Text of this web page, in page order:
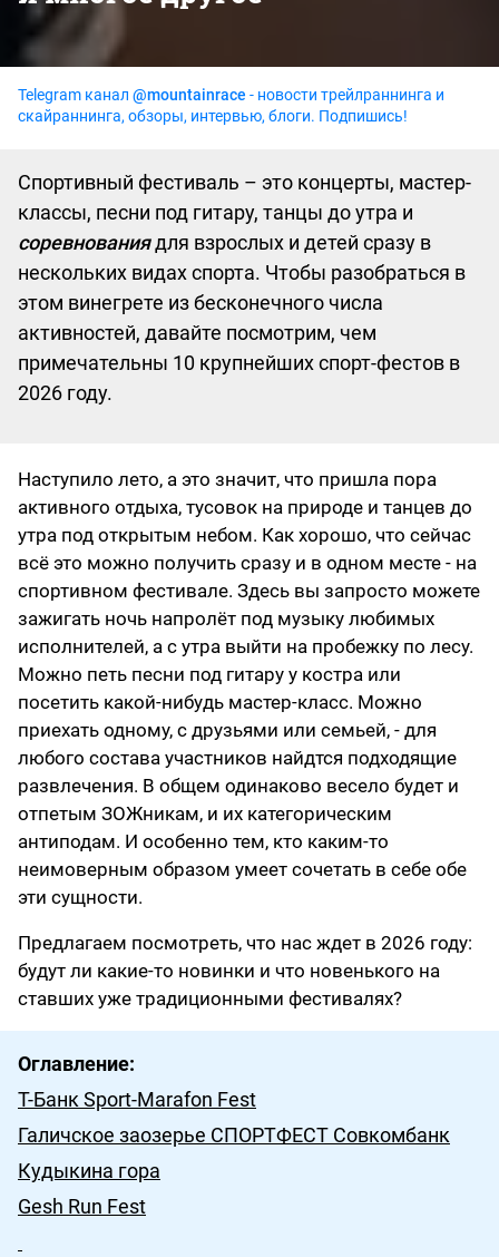
Telegram канал @mountainrace - новости трейлраннинга и
скайраннинга, обзоры, интервью, блоги. Подпишись!
Спортивный фестиваль – это концерты, мастер-
классы, песни под гитару, танцы до утра и
соревнованиядля взрослых и детей сразу в
нескольких видах спорта. Чтобы разобраться в
этом винегрете из бесконечного числа
активностей, давайте посмотрим, чем
примечательны 10 крупнейших спорт-фестов в
2026 году.
Наступило лето, а это значит, что пришла пора
активного отдыха, тусовок на природе и танцев до
утра под открытым небом. Как хорошо, что сейчас
всё это можно получить сразу и в одном месте - на
спортивном фестивале. Здесь вы запросто можете
зажигать ночь напролёт под музыку любимых
исполнителей, а с утра выйти на пробежку по лесу.
Можно петь песни под гитару у костра или
посетить какой-нибудь мастер-класс. Можно
приехать одному, с друзьями или семьей, - для
любого состава участников найдтся подходящие
развлечения. В общем одинаково весело будет и
отпетым ЗОЖникам, и их категорическим
антиподам. И особенно тем, кто каким-то
неимоверным образом умеет сочетать в себе обе
эти сущности.
Предлагаем посмотреть, что нас ждет в 2026 году:
будут ли какие-то новинки и что новенького на
ставших уже традиционными фестивалях?
Оглавление:
Т-Банк Sport-Marafon Fest
Галичское заозерье СПОРТФЕСТ Совкомбанк
Кудыкина гора
Gesh Run Fest